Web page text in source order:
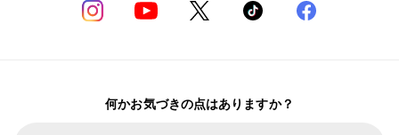
何かお気づきの点はありますか？